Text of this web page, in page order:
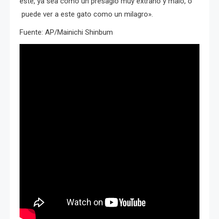
puede ver a este gato como un milagro».
Fuente: AP/Mainichi Shinbum